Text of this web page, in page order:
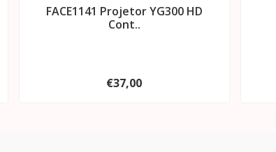
FACE1141 Projetor YG300 HD
Cont..
€37,00